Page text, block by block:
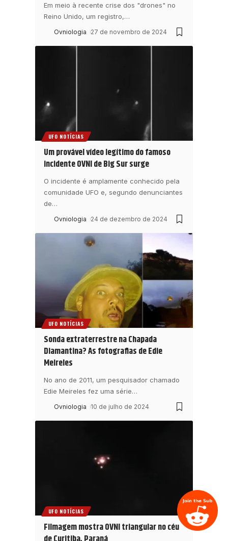
Em meio à recente crise dos "drones" no
Reino Unido, um registro,…
Ovniologia 27 de novembro de 2024
UFO NOTÍCIAS
Um provável vídeo legítimo do famoso
incidente OVNI de Big Sur surge
O incidente é amplamente conhecido pela
comunidade UFO e, segundo denunciantes
de…
Ovniologia 24 de dezembro de 2024
UFO NOTÍCIAS
Sonda extraterrestre na Chapada
Diamantina? As fotografias de Edie
Meireles
No ano de 2011, um pesquisador chamado
Edie Meireles fez uma série…
Ovniologia 10 de julho de 2024
UFO NOTÍCIAS
Filmagem mostra OVNI triangular no céu